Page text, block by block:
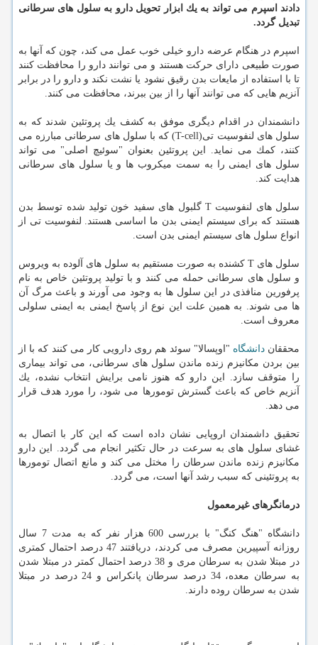
دادند اسپرم می تواند به یك ابزار تحویل دارو به سلول های سرطانی
تبدیل گردد.
اسپرم در هنگام عرضه دارو خیلی خوب عمل می كند، چون كه آنها به
صورت طبیعی دارای حركت هستند و می توانند دارو را محافظت كنند
تا با استفاده از مایعات بدن رقیق نشود یا نشت نكند و دارو را در برابر
آنزیم هایی كه می توانند آنها را از بین ببرند، محافظت می كنند.
دانشمندان در اقدام دیگری موفق به كشف یك پروتئین شدند كه به
سلول های لنفوسیت تی(T-cell) كه با سلول های سرطانی مبارزه می
كنند، كمك می نماید. این پروتئین بعنوان "سوئیچ اصلی" می تواند
سلول های ایمنی را به سمت میكروب ها و یا سلول های سرطانی
هدایت كند.
سلول های لنفوسیت T گلبول های سفید خون تولید شده توسط بدن
هستند كه برای سیستم ایمنی بدن ما اساسی هستند. لنفوسیت تی از
انواع سلول های سیستم ایمنی بدن است.
سلول های T كشنده به صورت مستقیم به سلول های آلوده به ویروس
و سلول های سرطانی حمله می كنند و با تولید پروتئین خاص به نام
پرفورین منافذی در این سلول ها به وجود می آورند و باعث مرگ آن
ها می شوند. به همین علت این نوع از پاسخ ایمنی به ایمنی سلولی
معروف است.
محققاندانشگاه "اوپسالا" سوئد هم روی دارویی كار می كنند كه با از
بین بردن مكانیزم زنده ماندن سلول های سرطانی، می تواند بیماری
را متوقف سازد. این دارو كه هنوز نامی برایش انتخاب نشده، یك
آنزیم خاص كه باعث گسترش تومورها می شود، را مورد هدف قرار
می دهد.
تحقیق داشمندان اروپایی نشان داده است كه این كار با اتصال به
غشای سلول های به سرعت در حال تكثیر انجام می گردد. این دارو
مكانیزم زنده ماندن سرطان را مختل می كند و مانع اتصال تومورها
به پروتئینی كه سبب رشد آنها است، می گردد.
درمانگرهای غیرمعمول
دانشگاه "هنگ كنگ" با بررسی 600 هزار نفر كه به مدت 7 سال
روزانه آسپیرین مصرف می كردند، دریافتند 47 درصد احتمال كمتری
در مبتلا شدن به سرطان مری و 38 درصد احتمال كمتر در مبتلا شدن
به سرطان معده، 34 درصد سرطان پانكراس و 24 درصد در مبتلا
شدن به سرطان روده دارند.